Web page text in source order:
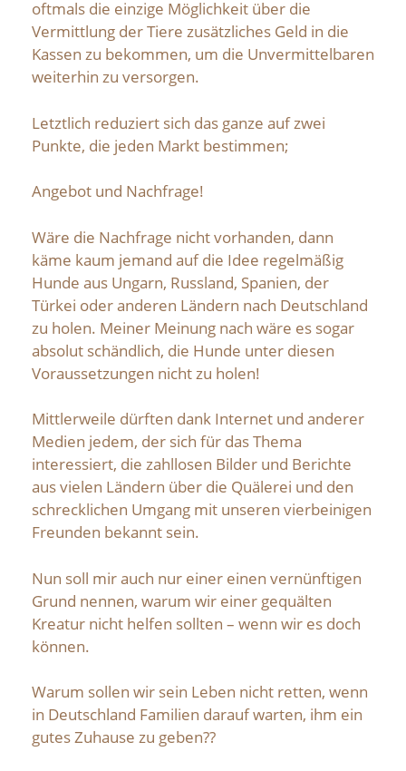
oftmals die einzige Möglichkeit über die
Vermittlung der Tiere zusätzliches Geld in die
Kassen zu bekommen, um die Unvermittelbaren
weiterhin zu versorgen.
Letztlich reduziert sich das ganze auf zwei
Punkte, die jeden Markt bestimmen;
Angebot und Nachfrage!
Wäre die Nachfrage nicht vorhanden, dann
käme kaum jemand auf die Idee regelmäßig
Hunde aus Ungarn, Russland, Spanien, der
Türkei oder anderen Ländern nach Deutschland
zu holen. Meiner Meinung nach wäre es sogar
absolut schändlich, die Hunde unter diesen
Voraussetzungen nicht zu holen!
Mittlerweile dürften dank Internet und anderer
Medien jedem, der sich für das Thema
interessiert, die zahllosen Bilder und Berichte
aus vielen Ländern über die Quälerei und den
schrecklichen Umgang mit unseren vierbeinigen
Freunden bekannt sein.
Nun soll mir auch nur einer einen vernünftigen
Grund nennen, warum wir einer gequälten
Kreatur nicht helfen sollten – wenn wir es doch
können.
Warum sollen wir sein Leben nicht retten, wenn
in Deutschland Familien darauf warten, ihm ein
gutes Zuhause zu geben??